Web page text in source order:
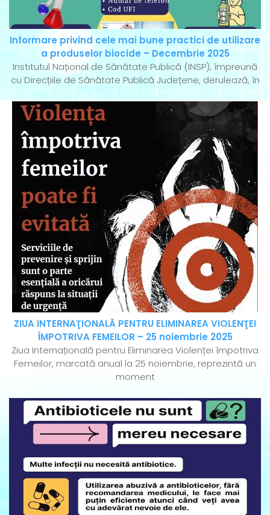
Informare privind cele mai bune practici de utilizare
a produselor biocide – Decembrie 2025
Institutul Național de Sănătate Publică (INSP), împreună
cu Direcțiile de Sănătate Publică Județene, derulează, în
ZIUA INTERNAŢIONALĂ PENTRU ELIMINAREA VIOLENŢEI
ÎMPOTRIVA FEMEILOR – 25 noiembrie 2025
Ziua Internațională pentru Eliminarea Violenței împotriva
Femeilor, marcată anual la 25 noiembrie, reprezintă un
moment